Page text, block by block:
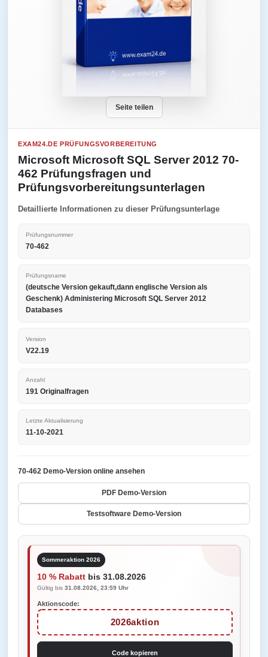
Seite teilen
EXAM24.DE PRÜFUNGSVORBEREITUNG
Microsoft Microsoft SQL Server 2012 70-
462 Prüfungsfragen und
Prüfungsvorbereitungsunterlagen
Detaillierte Informationen zu dieser Prüfungsunterlage
Prüfungsnummer
70-462
Prüfungsname
(deutsche Version gekauft,dann englische Version als
Geschenk) Administering Microsoft SQL Server 2012
Databases
Version
V22.19
Anzahl
191 Originalfragen
Letzte Aktualisierung
11-10-2021
70-462 Demo-Version online ansehen
PDF Demo-Version
Testsoftware Demo-Version
Sommeraktion 2026
10 % Rabatt bis 31.08.2026
Gültig bis 31.08.2026, 23:59 Uhr
Aktionscode:
2026aktion
Code kopieren